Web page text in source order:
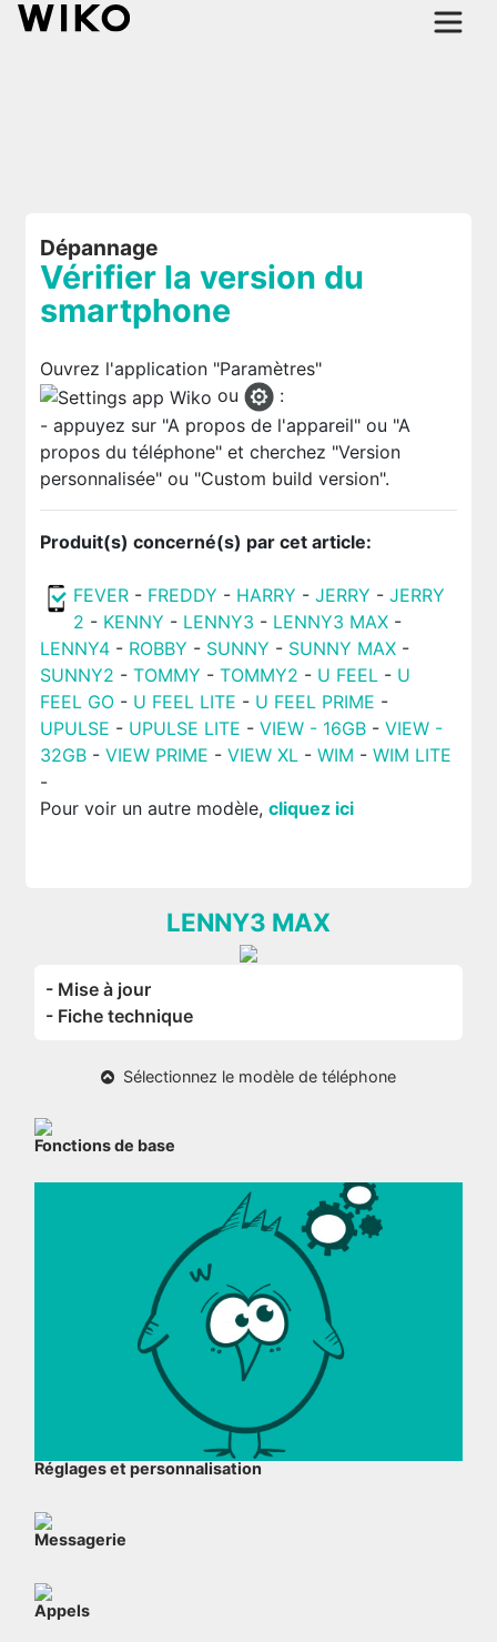
Dépannage
Vérifier la version du
smartphone
Ouvrez l'application "Paramètres"
ou
:
- appuyez sur "A propos de l'appareil" ou "A
propos du téléphone" et cherchez "Version
personnalisée" ou "Custom build version".
Produit(s) concerné(s) par cet article:
FEVER - FREDDY - HARRY - JERRY - JERRY
2 - KENNY - LENNY3 - LENNY3 MAX-
LENNY4- ROBBY - SUNNY - SUNNY MAX-
SUNNY2 - TOMMY - TOMMY2 - U FEEL- U
FEEL GO- U FEEL LITE - U FEEL PRIME -
UPULSE - UPULSE LITE - VIEW - 16GB- VIEW -
32GB- VIEW PRIME - VIEW XL- WIM - WIM LITE
-
Pour voir un autre modèle, cliquez ici
LENNY3 MAX
- Mise à jour
- Fiche technique
Sélectionnez le modèle de téléphone
Fonctions de base
Réglages et personnalisation
Messagerie
Appels